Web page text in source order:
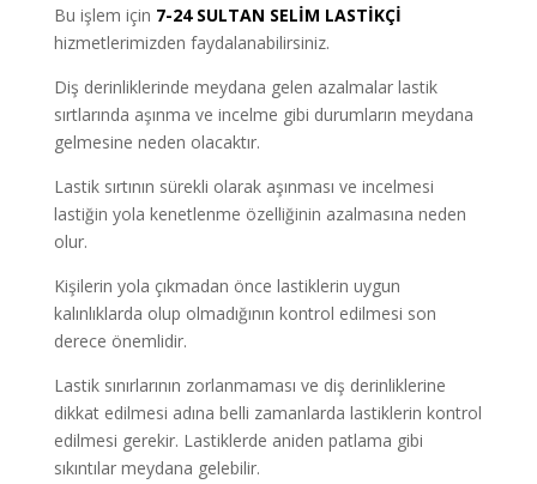
Bu işlem için 7-24 SULTAN SELİM LASTİKÇİ
hizmetlerimizden faydalanabilirsiniz.
Diş derinliklerinde meydana gelen azalmalar lastik
sırtlarında aşınma ve incelme gibi durumların meydana
gelmesine neden olacaktır.
Lastik sırtının sürekli olarak aşınması ve incelmesi
lastiğin yola kenetlenme özelliğinin azalmasına neden
olur.
Kişilerin yola çıkmadan önce lastiklerin uygun
kalınlıklarda olup olmadığının kontrol edilmesi son
derece önemlidir.
Lastik sınırlarının zorlanmaması ve diş derinliklerine
dikkat edilmesi adına belli zamanlarda lastiklerin kontrol
edilmesi gerekir. Lastiklerde aniden patlama gibi
sıkıntılar meydana gelebilir.